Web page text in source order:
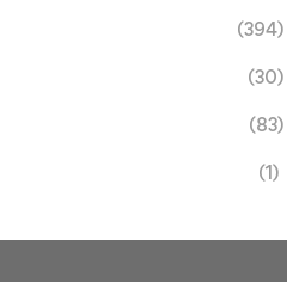
(394)
(30)
(83)
(1)